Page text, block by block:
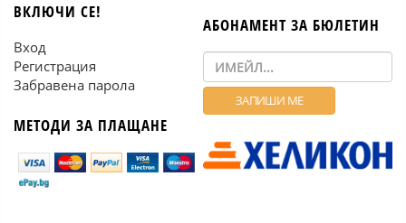
ВКЛЮЧИ СЕ!
Вход
Регистрация
Забравена парола
МЕТОДИ ЗА ПЛАЩАНЕ
АБОНАМЕНТ ЗА БЮЛЕТИН